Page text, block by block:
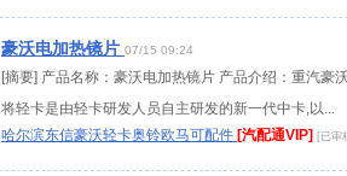
豪沃电加热镜片 07/15 09:24
[摘要] 产品名称：豪沃电加热镜片 产品介绍：重汽豪
将轻卡是由轻卡研发人员自主研发的新一代中卡,以...
哈尔滨东信豪沃轻卡奥铃欧马可配件 [汽配通VIP] [已审